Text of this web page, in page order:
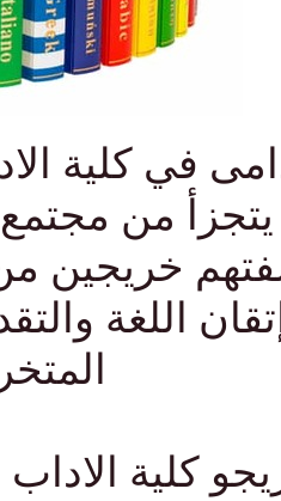
في كلية
من
خريجين
اللغة
كلية